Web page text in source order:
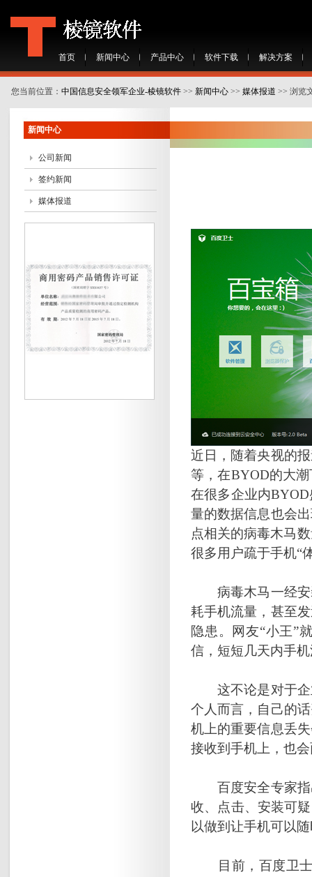
首页 新闻中心 产品中心 软件下载 解决方案
您当前位置： 中国信息安全领军企业-棱镜软件>> 新闻中心>> 媒体报道 >> 浏览
新闻中心
公司新闻
签约新闻
媒体报道
近日，随着央视的
等，在BYOD的大
在很多企业内
量的数据信息也会
点相关的病毒木马
很多用户疏于手机“
病毒木马一经安
耗手机流量，甚至
隐患。网友“小王”
信，短短几天内手
这不论是对于企
个人而言，自己的
机上的重要信息丢
接收到手机上，也
百度安全专家指
收、点击、安装可
以做到让手机可以
目前，百度卫士